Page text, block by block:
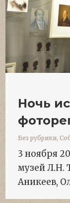
Ночь
Без рубрики,
3 ноября
музей Л.Н.
Аникеев,